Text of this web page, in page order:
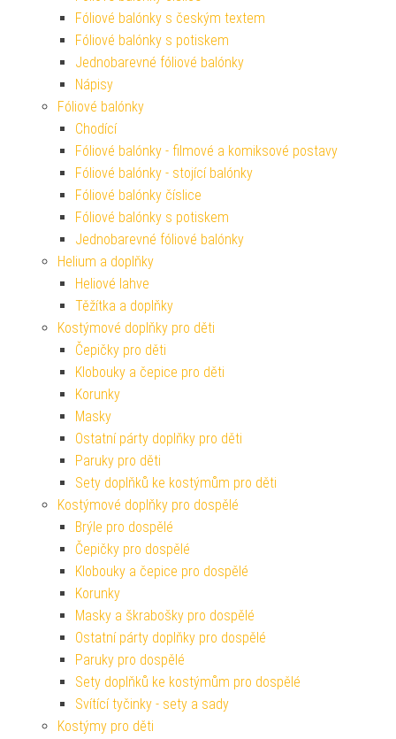
Fóliové balónky s českým textem
Fóliové balónky s potiskem
Jednobarevné fóliové balónky
Nápisy
Fóliové balónky
Chodící
Fóliové balónky - filmové a komiksové postavy
Fóliové balónky - stojící balónky
Fóliové balónky číslice
Fóliové balónky s potiskem
Jednobarevné fóliové balónky
Helium a doplňky
Heliové lahve
Těžítka a doplňky
Kostýmové doplňky pro děti
Čepičky pro děti
Klobouky a čepice pro děti
Korunky
Masky
Ostatní párty doplňky pro děti
Paruky pro děti
Sety doplňků ke kostýmům pro děti
Kostýmové doplňky pro dospělé
Brýle pro dospělé
Čepičky pro dospělé
Klobouky a čepice pro dospělé
Korunky
Masky a škrabošky pro dospělé
Ostatní párty doplňky pro dospělé
Paruky pro dospělé
Sety doplňků ke kostýmům pro dospělé
Svítící tyčinky - sety a sady
Kostýmy pro děti